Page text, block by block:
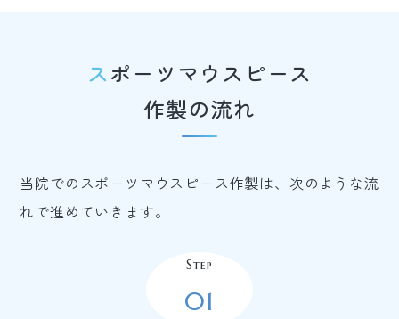
スポーツマウスピース
作製の流れ
当院でのスポーツマウスピース作製は、次のような流
れで進めていきます。
Step
01